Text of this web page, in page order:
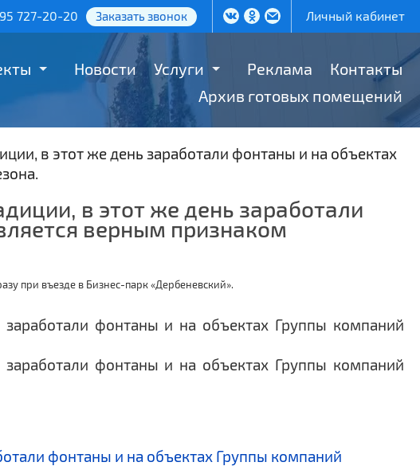
727-20-20 Заказать звонок Личный кабинет
Новости Услуги Реклама
Контакты
Архив готовых помещений
в этот же день заработали фонтаны и на объектах
в этот же день заработали
верным признаком
при въезде в Бизнес-парк «Дербеневский».